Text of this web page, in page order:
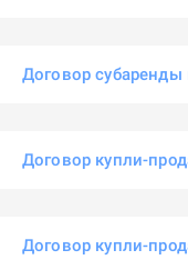
Договор
Договор купли-
Договор купли-